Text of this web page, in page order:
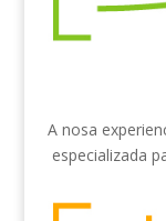
A nosa
especializada